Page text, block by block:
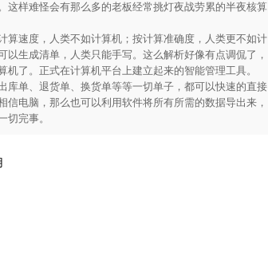
样难怪会有那么多的老板经常挑灯夜战劳累的半夜核算
速度，人类不如计算机；按计算准确度，人类更不如计
生成清单，人类只能手写。这么解析好像有点调侃了，
了。正式在计算机平台上建立起来的智能管理工具。
库单、退货单、换货单等等一切单子，都可以快速的直接
电脑，那么也可以利用软件将所有所需的数据导出来，
切完事。